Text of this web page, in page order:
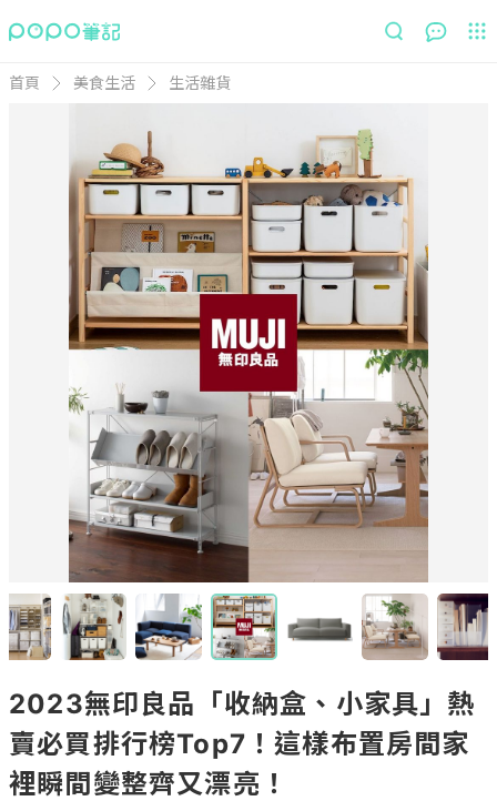
首頁 美食生活 生活雜貨
2023無印良品「收納盒、小家具」熱
賣必買排行榜Top7！這樣布置房間家
裡瞬間變整齊又漂亮！